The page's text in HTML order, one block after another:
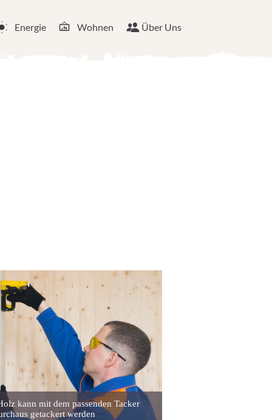
Energie Wohnen Über Uns
kann mit dem passenden Tacker
getackert werden